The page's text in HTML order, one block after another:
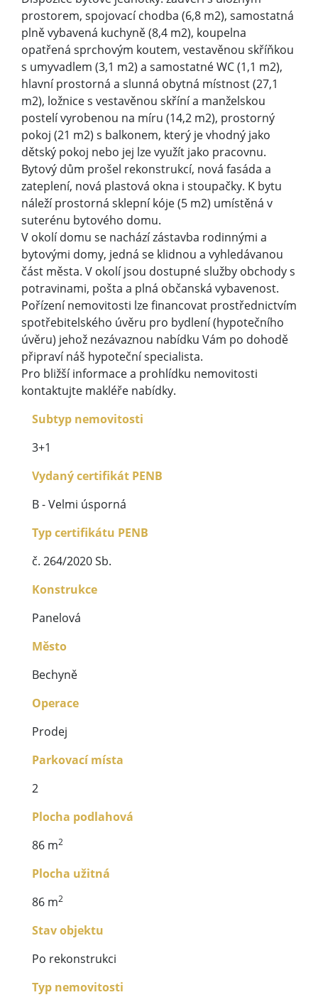
prostorem, spojovací chodba (6,8 m2), samostatná
plně vybavená kuchyně (8,4 m2), koupelna
opatřená sprchovým koutem, vestavěnou skříňkou
s umyvadlem (3,1 m2) a samostatné WC (1,1 m2),
hlavní prostorná a slunná obytná místnost (27,1
m2), ložnice s vestavěnou skříní a manželskou
postelí vyrobenou na míru (14,2 m2), prostorný
pokoj (21 m2) s balkonem, který je vhodný jako
dětský pokoj nebo jej lze využít jako pracovnu.
Bytový dům prošel rekonstrukcí, nová fasáda a
zateplení, nová plastová okna i stoupačky. K bytu
náleží prostorná sklepní kóje (5 m2) umístěná v
suterénu bytového domu.
V okolí domu se nachází zástavba rodinnými a
bytovými domy, jedná se klidnou a vyhledávanou
část města. V okolí jsou dostupné služby obchody s
potravinami, pošta a plná občanská vybavenost.
Pořízení nemovitosti lze financovat prostřednictvím
spotřebitelského úvěru pro bydlení (hypotečního
úvěru) jehož nezávaznou nabídku Vám po dohodě
připraví náš hypoteční specialista.
Pro bližší informace a prohlídku nemovitosti
kontaktujte makléře nabídky.
Subtyp nemovitosti
3+1
Vydaný certifikát PENB
B - Velmi úsporná
Typ certifikátu PENB
č. 264/2020 Sb.
Konstrukce
Panelová
Město
Bechyně
Operace
Prodej
Parkovací místa
2
Plocha podlahová
86 m2
Plocha užitná
86 m2
Stav objektu
Po rekonstrukci
Typ nemovitosti